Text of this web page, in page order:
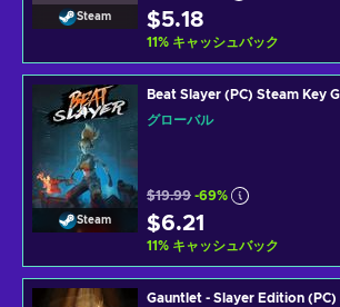
Steam $5.18
11% キャッシュバック
Steam
Beat Slayer (PC) Steam Key
グローバル
$19.99 -69%
$6.21
11% キャッシュバック
Gauntlet - Slayer Edition (PC)